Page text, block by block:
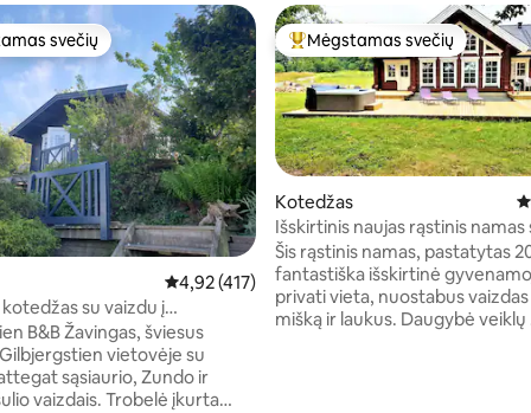
iš 5, atsiliepimų: 102
svečių
Vidutinis įvertinimas: 4,92 iš 5, atsiliepimų: 417
4,92 (417)
su vaizdu į
B&B Žavingas, šviesus
vietovėje su
sąsiaurio, Zundo ir
Trobelė įkurta
Svečių mėgstamiausias
Mėgstamas svečių
Kotedžas
Išskirtinis naujas rąstinis namas
nuostabiu vaizdu į ežerą
Šis rąstinis namas, pastatytas
fantastiška išskirtinė
privati vieta, nuostabus
mišką ir laukus. Daugybė veiklų . Ši vieta